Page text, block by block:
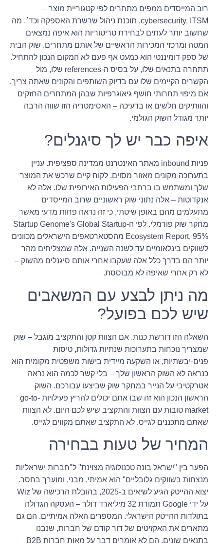
רוב המייסדים ממפים מתחרים לפי קטגוריית מוצר –
cybersecurity, ITSM, תוכנת ניהול שרשרת האספקה וכד׳. מה
שחשוב יותר לעתים לבחירת טריטוריות הוא איפה נמצאים
המטה ומרכזי המכירות הראשיים של אותם מתחרים. שוק הבית
של ספק דומיננטי הוא כמעט אף פעם לא המקום הנכון להתחיל.
תתחרה בתנאים שלו, על בסיס ה-references שלו, מול
הקשרים הקיימים שלו עם בדיוק השותפים והקונים שאתה צריך.
אם מיפוי תחרותי חושף גיאוגרפיות שבהן המתחרים החזקים
והוותיקים חלשים או בדעיכה – האסימטריה הזו שווה הרבה
יותר מגודל השוק הגולמי.
איפה כבר יש לך סיגנלים?
פניות inbound מאתר האינטרנט ממדינה ספציפית. עניין
בתערוכה מקונים מאזור מסוים. לקוח קיים שרכש את המוצר
שלך ומשתמש בו ברחבי הפעילות האירופית שלו. אלה לא
אנקדוטות – אלה נתוני שוק ראשוניים שרוב המייסדים
מתעלמים מהם באופן שיטתי, כי זה נראה פחות מדעי מאשר
מחקר שוק פורמלי. לפי ה-Startup Genome's Global Startup
Ecosystem Report, 95% מהסטארטאפים הישראלים מכוונים
לשווקים בינלאומיים עד לשנה השנייה. אלה שמצליחים מהר
יותר הם בדרך כלל אלה שעקבו אחרי אותם סיגנלים מהשוק –
לא רק אחרי שאיפה לא מבוססת.
מה ניתן לבצע עם המשאבים
שיש לכם בפועל?
השאלה הזו דורשת כנות. אם הצוות קטן והתקציב מוגבל – שוק
שמצריך נוכחות בתערוכות שנתיות גדולות, טיסות
פנים-יבשתיות, או השקעה מיידית בישות משפטית מקומית הוא
כנראה לא השוק הראשון שלך – בלי קשר לכמה הוא נראה
אטרקטיבי על הנייר במחקר שוק שביצעו עבורכם. השוק
הראשון הנכון הוא זה שבו אתם יכולים להריץ פעילויות go-to-
market טובות עם הצוות והתקציב שיש לכם היום. לא הצוות
שאתם מתכננים לגייס. לא התקציב שאתם מקווים לגייס.
המחיר של טעות בבחירה
הפער בין "ישראל בונה טכנולוגיה מצוינת" ל"חברות ישראליות
מנצחות בשווקים גלובליים" הוא אמיתי, מבני, ומוערך בחסר.
יצוא ההייטק הגיע לשיאים ב-2025, בהובלת הרכישה של Wiz
על ידי Google תמורת 32 מיליארד דולר – העסקה הגדולה
בתולדות ההייטק הישראלי. המספרים האלה אמיתיים. הם גם
מתארים את האקזיטים של דור קודם של חברות, שנבנו
בתנאים שונים. הם לא אומרים דבר על מאות חברות B2B